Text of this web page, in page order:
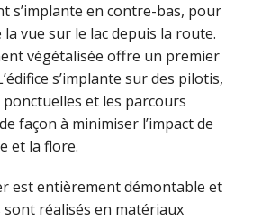
s’implante en contre-bas, pour
vue sur le lac depuis la route.
végétalisée offre un premier
s’implante sur des pilotis,
et les parcours
façon à minimiser l’impact de
et la flore.
est entièrement démontable et
sont réalisés en matériaux